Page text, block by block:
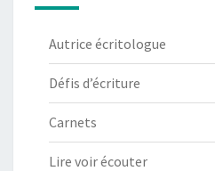
Autrice écritologue
Défis d’écriture
Carnets
Lire voir écouter